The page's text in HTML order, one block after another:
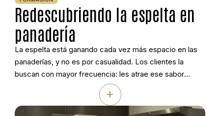
Redescubriendo la espelta en
panadería
La espelta está ganando cada vez más espacio en las
panaderías, y no es por casualidad. Los clientes la
buscan con mayor frecuencia: les atrae ese sabor
distinto y la sensación de estar ante un producto más
auténtico. Con esta idea como punto de partida, Jorge
Justel, técnico demostrador de Ireks Ibérica y panadero
+